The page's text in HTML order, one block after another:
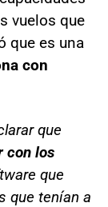
vuelos que
que es una
con
que
con los
que
que tenían a